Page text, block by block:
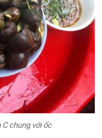
chung với ốc